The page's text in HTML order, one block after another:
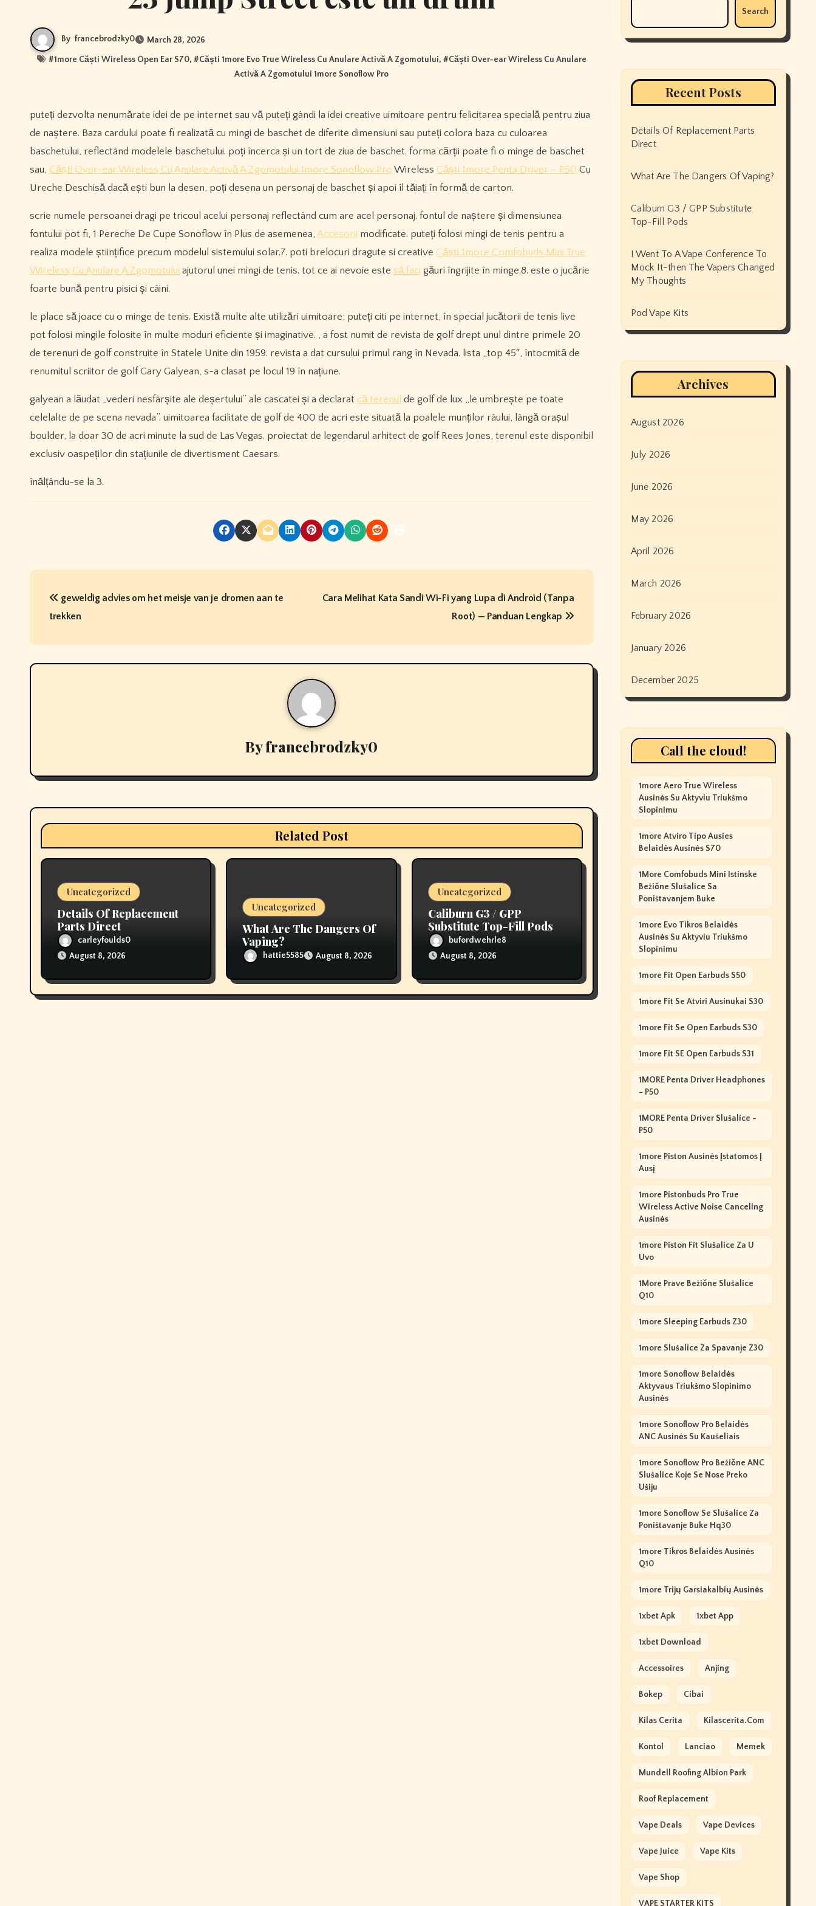
By francebrodzky0 March 28, 2026
#1more Căști Wireless Open Ear S70, #Căști 1more Evo True Wireless Cu Anulare Activă A Zgomotului, #Căști Over-ear Wireless Cu Anulare
Activă A Zgomotului 1more Sonoflow Pro
puteți dezvolta nenumărate idei de pe internet sau vă puteți gândi la idei creative uimitoare pentru felicitarea specială pentru ziua
de naștere. Baza cardului poate fi realizată cu mingi de baschet de diferite dimensiuni sau puteți colora baza cu culoarea
baschetului, reflectând modelele baschetului. poți încerca și un tort de ziua de baschet. forma cărții poate fi o minge de baschet
sau, Căști Over-ear Wireless Cu Anulare Activă A Zgomotului 1more Sonoflow Pro Wireless Căști 1more Penta Driver – P50 Cu
Ureche Deschisă dacă ești bun la desen, poți desena un personaj de baschet și apoi îl tăiați în formă de carton.
scrie numele persoanei dragi pe tricoul acelui personaj reflectând cum are acel personaj. fontul de naștere și dimensiunea
fontului pot fi, 1 Pereche De Cupe Sonoflow în Plus de asemenea, Accesorii modificate. puteți folosi mingi de tenis pentru a
realiza modele științifice precum modelul sistemului solar.7. poti brelocuri dragute si creative Căști 1more Comfobuds Mini True
Wireless Cu Anulare A Zgomotului ajutorul unei mingi de tenis. tot ce ai nevoie este să faci găuri îngrijite în minge.8. este o jucărie
foarte bună pentru pisici și câini.
le place să joace cu o minge de tenis. Există multe alte utilizări uimitoare; puteți citi pe internet, în special jucătorii de tenis live
pot folosi mingile folosite în multe moduri eficiente și imaginative. , a fost numit de revista de golf drept unul dintre primele 20
de terenuri de golf construite în Statele Unite din 1959. revista a dat cursului primul rang în Nevada. lista „top 45″, întocmită de
renumitul scriitor de golf Gary Galyean, s-a clasat pe locul 19 în națiune.
galyean a lăudat „vederi nesfârșite ale deșertului” ale cascatei și a declarat că terenul de golf de lux „le umbrește pe toate
celelalte de pe scena nevada”. uimitoarea facilitate de golf de 400 de acri este situată la poalele munților râului, lângă orașul
boulder, la doar 30 de acri.minute la sud de Las Vegas. proiectat de legendarul arhitect de golf Rees Jones, terenul este disponibil
exclusiv oaspeților din stațiunile de divertisment Caesars.
înălțându-se la 3.
P
t
g
a
geweldig advies om het meisje van je dromen aan te
trekken
Cara Melihat Kata Sandi Wi-Fi yang Lupa di Android (Tanpa
Root) — Panduan Lengkap
Byfrancebrodzky0
Related Post
Uncategorized
Details Of Replacement
Parts Direct
carleyfoulds0
August 8, 2026
Uncategorized
What Are The Dangers Of
Vaping?
hattie5585 August 8, 2026
Uncategorized
Caliburn G3 / GPP
Substitute Top-Fill Pods
bufordwehrle8
August 8, 2026
Search
Recent Posts
Details Of Replacement Parts
Direct
What Are The Dangers Of Vaping?
Caliburn G3 / GPP Substitute
Top-Fill Pods
I Went To A Vape Conference To
Mock It-then The Vapers Changed
My Thoughts
Pod Vape Kits
Archives
August 2026
July 2026
June 2026
May 2026
April 2026
March 2026
February 2026
January 2026
December 2025
Call the cloud!
1more Aero True Wireless
Ausinės Su Aktyviu Triukšmo
Slopinimu
1more Atviro Tipo Ausies
Belaidės Ausinės S70
1More Comfobuds Mini Istinske
Bežične Slušalice Sa
Poništavanjem Buke
1more Evo Tikros Belaidės
Ausinės Su Aktyviu Triukšmo
Slopinimu
1more Fit Open Earbuds S50
1more Fit Se Atviri Ausinukai S30
1more Fit Se Open Earbuds S30
1more Fit SE Open Earbuds S31
1MORE Penta Driver Headphones
- P50
1MORE Penta Driver Slušalice -
P50
1more Piston Ausinės Įstatomos Į
Ausį
1more Pistonbuds Pro True
Wireless Active Noise Canceling
Ausinės
1more Piston Fit Slušalice Za U
Uvo
1More Prave Bežične Slušalice
Q10
1more Sleeping Earbuds Z30
1more Slušalice Za Spavanje Z30
1more Sonoflow Belaidės
Aktyvaus Triukšmo Slopinimo
Ausinės
1more Sonoflow Pro Belaidės
ANC Ausinės Su Kaušeliais
1more Sonoflow Pro Bežične ANC
Slušalice Koje Se Nose Preko
Ušiju
1more Sonoflow Se Slušalice Za
Poništavanje Buke Hq30
1more Tikros Belaidės Ausinės
Q10
1more Trijų Garsiakalbių Ausinės
1xbet Apk 1xbet App
1xbet Download
Accessoires Anjing
Bokep Cibai
Kilas Cerita Kilascerita.com
Kontol Lanciao Memek
Mundell Roofing Albion Park
Roof Replacement
Vape Deals Vape Devices
Vape Juice Vape Kits
Vape Shop
VAPE STARTER KITS